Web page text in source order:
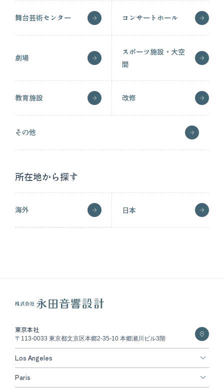
舞台芸術センター コンサートホール
劇場
スポーツ施設・大空
間
教育施設 改修
その他
所在地から探す
海外 日本
東京本社
〒113-0033 東京都文京区本郷2-35-10 本郷瀬川ビル3階
Los Angeles
Paris